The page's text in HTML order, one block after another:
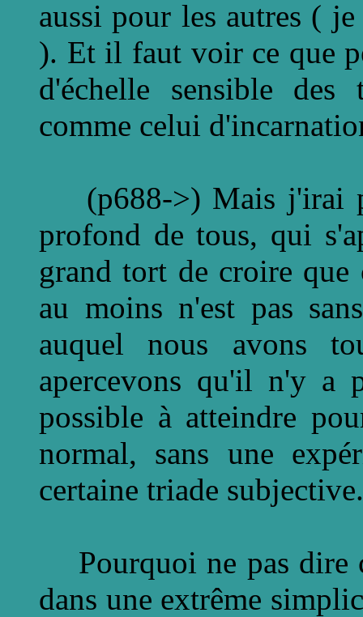
aussi pour les autres (
). Et il faut voir ce que
d'échelle sensible des
comme celui
(p688->) Mais j'irai
profond de tous, qui
grand tort de croire que
au moins n'est pas
auquel nous avons
apercevons qu'il n'y a
possible à atteindre
normal, sans une
certaine triade subjective.
Pourquoi ne pas dire
dans une extrême